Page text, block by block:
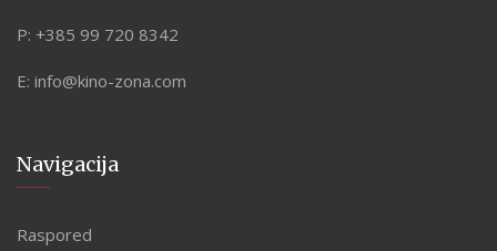
P: +385 99 720 8342
E: info@kino-zona.com
Navigacija
Raspored